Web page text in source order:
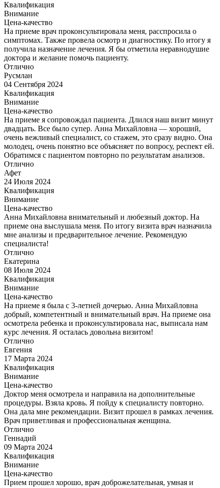
Квалификация
Внимание
Цена-качество
На приеме врач проконсультировала меня, расспросила о
симптомах. Также провела осмотр и диагностику. По итогу я
получила назначение лечения. Я бы отметила неравнодушие
доктора и желание помочь пациенту.
Отлично
Русмлан
04 Сентября 2024
Квалификация
Внимание
Цена-качество
На приеме я сопровождал пациента. Длился наш визит минут
двадцать. Все было супер. Анна Михайловна — хороший,
очень вежливый специалист, со стажем, это сразу видно. Она
молодец, очень понятно все объясняет по вопросу, респект ей.
Обратимся с пациентом повторно по результатам анализов.
Отлично
Афет
24 Июля 2024
Квалификация
Внимание
Цена-качество
Анна Михайловна внимательный и любезный доктор. На
приеме она выслушала меня. По итогу визита врач назначила
мне анализы и предварительное лечение. Рекомендую
специалиста!
Отлично
Екатерина
08 Июля 2024
Квалификация
Внимание
Цена-качество
На приеме я была с 3-летней дочерью. Анна Михайловна
добрый, компетентный и внимательный врач. На приеме она
осмотрела ребенка и проконсультировала нас, выписала нам
курс лечения. Я осталась довольна визитом!
Отлично
Евгения
17 Марта 2024
Квалификация
Внимание
Цена-качество
Доктор меня осмотрела и направила на дополнительные
процедуры. Взяла кровь. Я пойду к специалисту повторно.
Она дала мне рекомендации. Визит прошел в рамках лечения.
Врач приветливая и профессиональная женщина.
Отлично
Геннадий
09 Марта 2024
Квалификация
Внимание
Цена-качество
Прием прошел хорошо, врач доброжелательная, умная и